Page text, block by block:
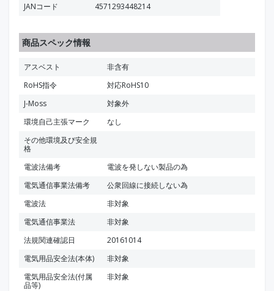
JANコード
4571293448214
商品スペック情報
アスベスト
非含有
RoHS指令
対応RoHS10
J-Moss
対象外
環境自己主張マーク
なし
その他環境及び安全規
格
電波法備考
電波を発しない製品の為
電気通信事業法備考
公衆回線に接続しない為
電波法
非対象
電気通信事業法
非対象
法規関連確認日
20161014
電気用品安全法(本体)
非対象
電気用品安全法(付属
品等)
非対象